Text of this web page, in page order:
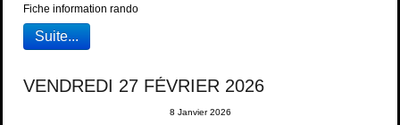
Fiche information rando
Suite...
VENDREDI 27 FÉVRIER 2026
8 Janvier 2026